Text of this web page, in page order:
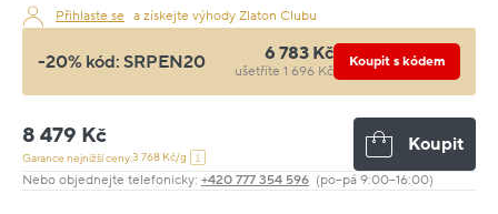
Přihlaste se a získejte výhody Zlaton Clubu
-20% kód: SRPEN20 6 783 Kč
ušetříte 1 696 Kč
Koupit s kódem
8 479 Kč
Garance nejnižší ceny:3 768 Kč/g
Koupit
Nebo objednejte telefonicky: +420 777 354 596 (po–pá 9:00–16:00)